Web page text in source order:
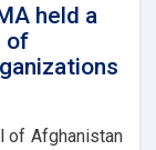
held a
of
of Afghanistan